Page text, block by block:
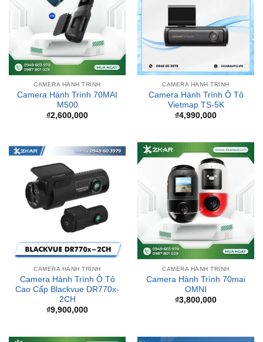
CAMERA HÀNH TRÌNH
Camera Hành Trình 70MAI
M500
₫2,600,000
Camera Hành Trình Ô Tô
Vietmap TS-5K
₫4,990,000
Camera Hành Trình Ô Tô
Cao Cấp Blackvue DR770x-
2CH
₫ 9,900,000
CAMERA HÀNH TRÌNH
Camera Hành Trình 70mai
OMNI
₫3,800,000